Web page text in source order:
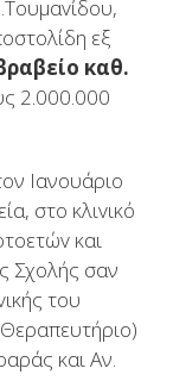
εξ
καθ.
2.000.000
Ιανουάριο
στo κλιvικό
και
Σχoλής σαν
τoυ
και Αν.